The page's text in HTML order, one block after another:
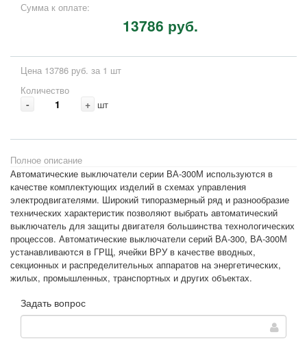
Сумма к оплате:
13786 руб.
Цена 13786 руб. за 1 шт
Количество
- + шт
Полное описание
Автоматические выключатели серии ВА-300М используются в
качестве комплектующих изделий в схемах управления
электродвигателями. Широкий типоразмерный ряд и разнообразие
технических характеристик позволяют выбрать автоматический
выключатель для защиты двигателя большинства технологических
процессов. Автоматические выключатели серий ВА-300, ВА-300М
устанавливаются в ГРЩ, ячейки ВРУ в качестве вводных,
секционных и распределительных аппаратов на энергетических,
жилых, промышленных, транспортных и других объектах.
Задать вопрос